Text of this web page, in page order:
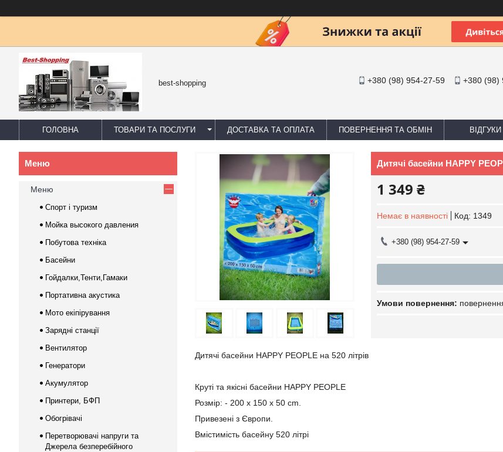
best-shopping +380 (98) 954-27-59 +380 (98)
ГОЛОВНА ТОВАРИ ТА ПОСЛУГИ ДОСТАВКА ТА ОПЛАТА ПОВЕРНЕННЯ ТА ОБМІН ВІДГУКИ
Дитячі басейни HAPPY
1 349 ₴
Немає в наявності Код: 1349
+380 (98) 954-27-59
Дитячі басейни HAPPY PEOPLE на 520 літрів
Круті та якісні басейни HAPPY PEOPLE
Розмір: - 200 x 150 x 50 cm.
Привезені з Європи.
Вмістимість басейну 520 літрі
Меню
Спорт і туризм
Мойка высокого давления
Побутова техніка
Басейни
Гойдалки,Тенти,Гамаки
Портативна акустика
Мото екіпірування
Зарядні станції
Вентилятор
Генератори
Акумулятор
Принтери, БФП
Обогрівачі
Перетворювачі напруги та
Джерела безперебійного